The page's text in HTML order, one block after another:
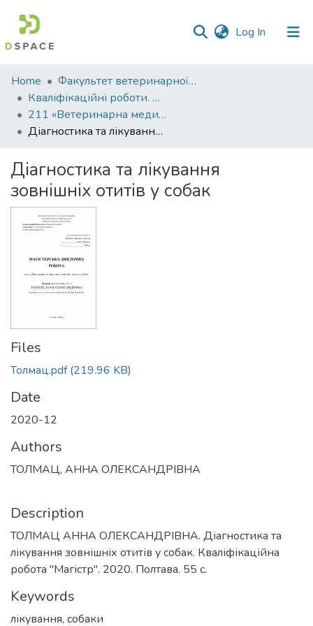
Log In (current)
Communities
&
Collections
All of DSpace
Statistics
Home
Факультет ветеринарної медицини
Кваліфікаційні роботи. Факультет ветеринарної медицини
211 «Ветеринарна медицина»
Діагностика та лікування зовнішніх отитів у собак
Діагностика та лікування
зовнішніх отитів у собак
Files
Толмац.pdf(219.96 KB)
Date
2020-12
Authors
ТОЛМАЦ, АННА ОЛЕКСАНДРІВНА
Description
ТОЛМАЦ АННА ОЛЕКСАНДРІВНА. Діагностика та
лікування зовнішніх отитів у собак. Кваліфікаційна
робота "Магістр". 2020. Полтава. 55 с.
Keywords
лікування, собаки